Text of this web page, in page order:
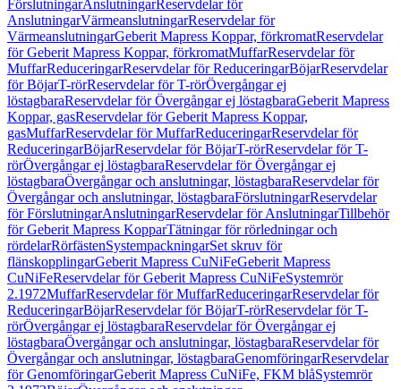
FörslutningarAnslutningarReservdelar för
AnslutningarVärmeanslutningarReservdelar för
VärmeanslutningarGeberit Mapress Koppar, förkromatReservdelar
för Geberit Mapress Koppar, förkromatMuffarReservdelar för
MuffarReduceringarReservdelar för ReduceringarBöjarReservdelar
för BöjarT-rörReservdelar för T-rörÖvergångar ej
löstagbaraReservdelar för Övergångar ej löstagbaraGeberit Mapress
Koppar, gasReservdelar för Geberit Mapress Koppar,
gasMuffarReservdelar för MuffarReduceringarReservdelar för
ReduceringarBöjarReservdelar för BöjarT-rörReservdelar för T-
rörÖvergångar ej löstagbaraReservdelar för Övergångar ej
löstagbaraÖvergångar och anslutningar, löstagbaraReservdelar för
Övergångar och anslutningar, löstagbaraFörslutningarReservdelar
för FörslutningarAnslutningarReservdelar för AnslutningarTillbehör
för Geberit Mapress KopparTätningar för rörledningar och
rördelarRörfästenSystempackningarSet skruv för
flänskopplingarGeberit Mapress CuNiFeGeberit Mapress
CuNiFeReservdelar för Geberit Mapress CuNiFeSystemrör
2.1972MuffarReservdelar för MuffarReduceringarReservdelar för
ReduceringarBöjarReservdelar för BöjarT-rörReservdelar för T-
rörÖvergångar ej löstagbaraReservdelar för Övergångar ej
löstagbaraÖvergångar och anslutningar, löstagbaraReservdelar för
Övergångar och anslutningar, löstagbaraGenomföringarReservdelar
för GenomföringarGeberit Mapress CuNiFe, FKM blåSystemrör